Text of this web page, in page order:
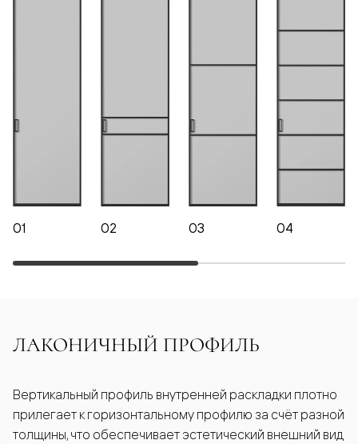
01 02 03 04
ЛАКОНИЧНЫЙ ПРОФИЛЬ
Вертикальный профиль внутренней раскладки плотно
прилегает к горизонтальному профилю за счёт разной
толщины, что обеспечивает эстетический внешний вид